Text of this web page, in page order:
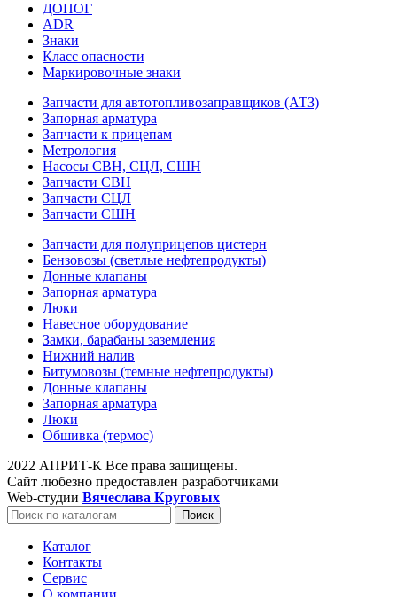
ДОПОГ
ADR
Знаки
Класс опасности
Маркировочные знаки
Запчасти для автотопливозаправщиков (АТЗ)
Запорная арматура
Запчасти к прицепам
Метрология
Насосы СВН, СЦЛ, СШН
Запчасти СВН
Запчасти СЦЛ
Запчасти СШН
Запчасти для полуприцепов цистерн
Бензовозы (светлые нефтепродукты)
Донные клапаны
Запорная арматура
Люки
Навесное оборудование
Замки, барабаны заземления
Нижний налив
Битумовозы (темные нефтепродукты)
Донные клапаны
Запорная арматура
Люки
Обшивка (термос)
2022 АПРИТ-К Все права защищены.
Сайт любезно предоставлен разработчиками
Web-студии Вячеслава Круговых
Поиск
Каталог
Контакты
Сервис